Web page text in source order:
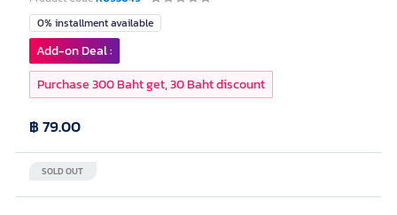
0% installment available
SOLD OUT
฿ 79.00
Add-on Deal :
Purchase 300 Baht get, 30 Baht discount